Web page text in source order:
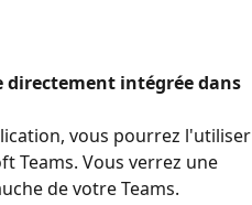
directement intégrée dans
vous pourrez l'utiliser
Teams. Vous verrez une
de votre Teams.